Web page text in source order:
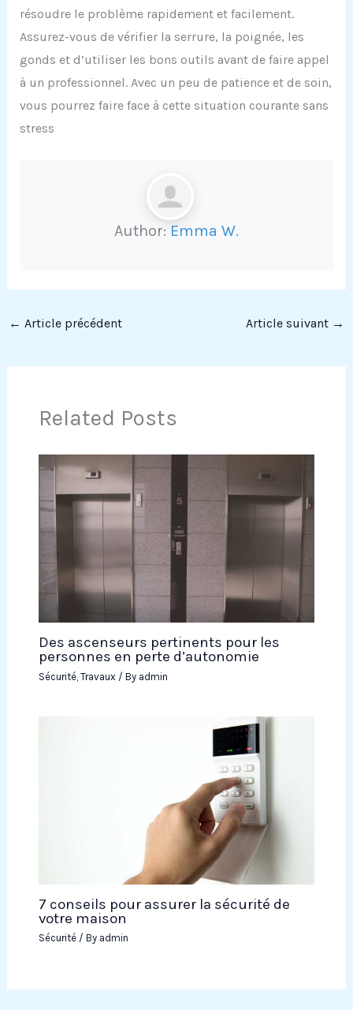
résoudre le problème rapidement et facilement.
Assurez-vous de vérifier la serrure, la poignée, les
gonds et d’utiliser les bons outils avant de faire appel
à un professionnel. Avec un peu de patience et de soin,
vous pourrez faire face à cette situation courante sans
stress
Author: Emma W.
← Article précédent Article suivant →
Related Posts
Des ascenseurs pertinents pour les
personnes en perte d’autonomie
Sécurité, Travaux/ By admin
7 conseils pour assurer la sécurité de
votre maison
Sécurité/ By admin